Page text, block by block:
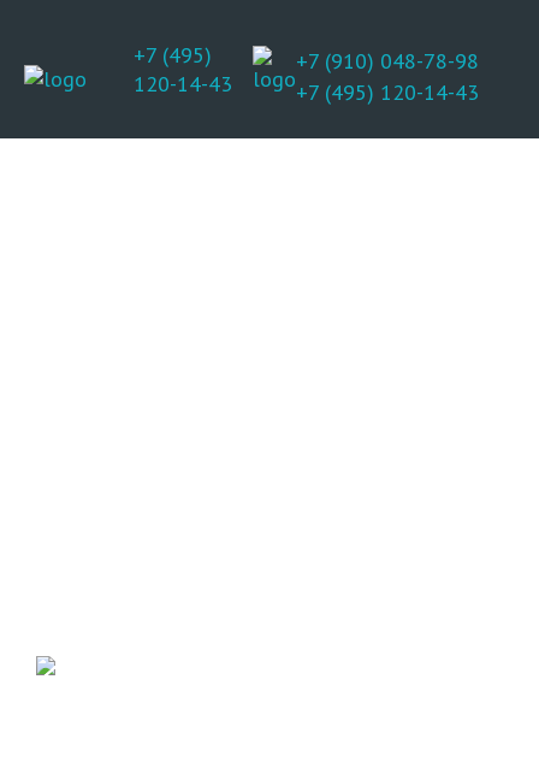
+7 (495)
120-14-43
+7 (910) 048-78-98
+7 (495) 120-14-43